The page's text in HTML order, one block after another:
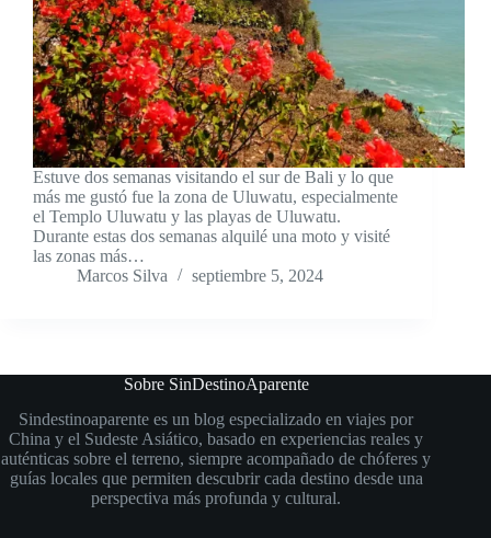
Estuve dos semanas visitando el sur de Bali y lo que
más me gustó fue la zona de Uluwatu, especialmente
el Templo Uluwatu y las playas de Uluwatu.
Durante estas dos semanas alquilé una moto y visité
las zonas más…
Marcos Silva
septiembre 5, 2024
Sobre SinDestinoAparente
Sindestinoaparente es un blog especializado en viajes por
China y el Sudeste Asiático, basado en experiencias reales y
auténticas sobre el terreno, siempre acompañado de chóferes y
guías locales que permiten descubrir cada destino desde una
perspectiva más profunda y cultural.